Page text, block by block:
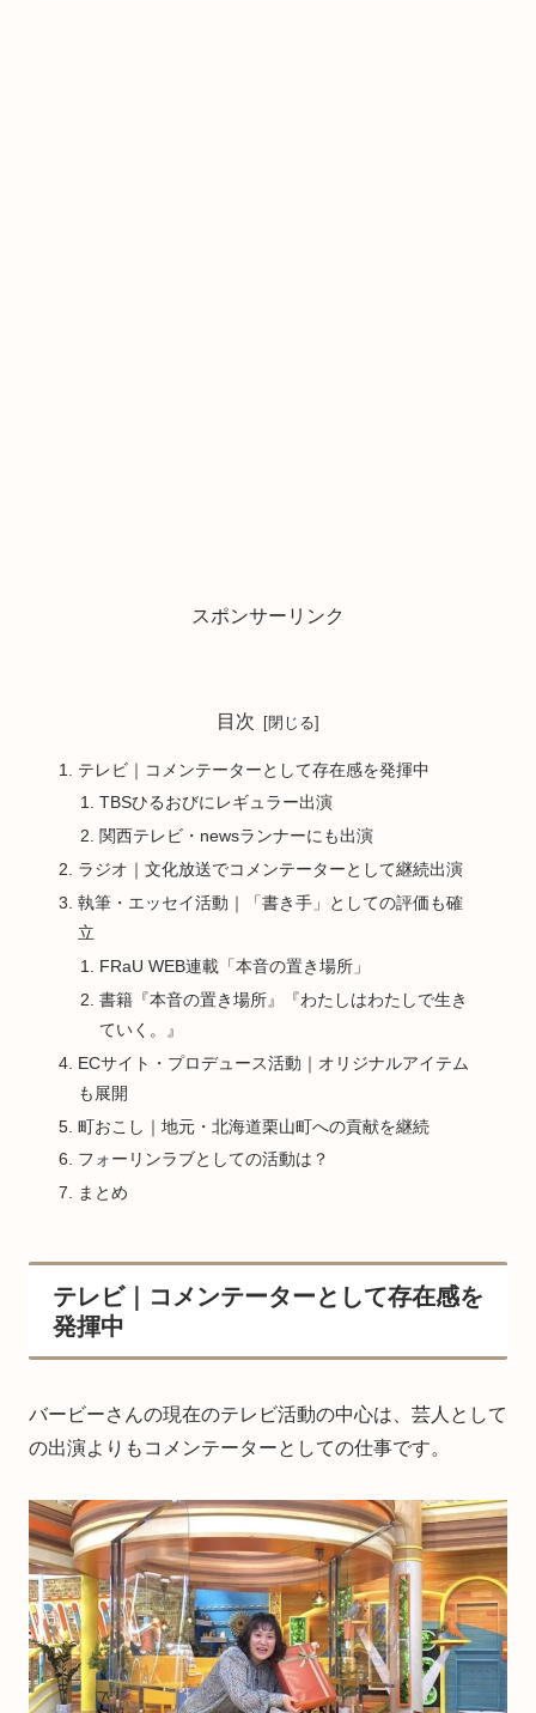
スポンサーリンク
目次
テレビ｜コメンテーターとして存在感を発揮中
TBSひるおびにレギュラー出演
関西テレビ・newsランナーにも出演
ラジオ｜文化放送でコメンテーターとして継続出演
執筆・エッセイ活動｜「書き手」としての評価も確
立
FRaU WEB連載「本音の置き場所」
書籍『本音の置き場所』『わたしはわたしで生き
ていく。』
ECサイト・プロデュース活動｜オリジナルアイテム
も展開
町おこし｜地元・北海道栗山町への貢献を継続
フォーリンラブとしての活動は？
まとめ
テレビ｜コメンテーターとして存在感を
発揮中
バービーさんの現在のテレビ活動の中心は、芸人として
の出演よりもコメンテーターとしての仕事です。